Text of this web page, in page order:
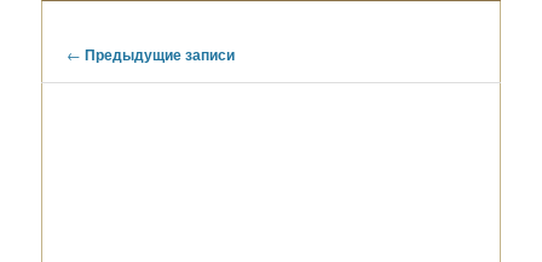
Навигация
← Предыдущие записи